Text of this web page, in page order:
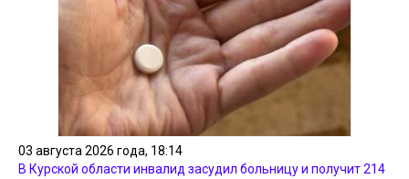
03 августа 2026 года, 18:14
В Курской области инвалид засудил больницу и получит 214